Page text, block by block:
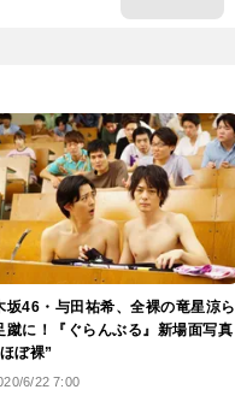
坂46・与田祐希、全裸の竜星涼ら
蹴に！『ぐらんぶる』新場面写真
ぼ裸”
6/22 7:00